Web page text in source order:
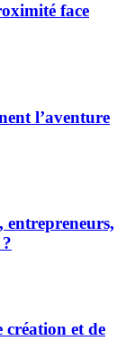
face
l’aventure
création et de